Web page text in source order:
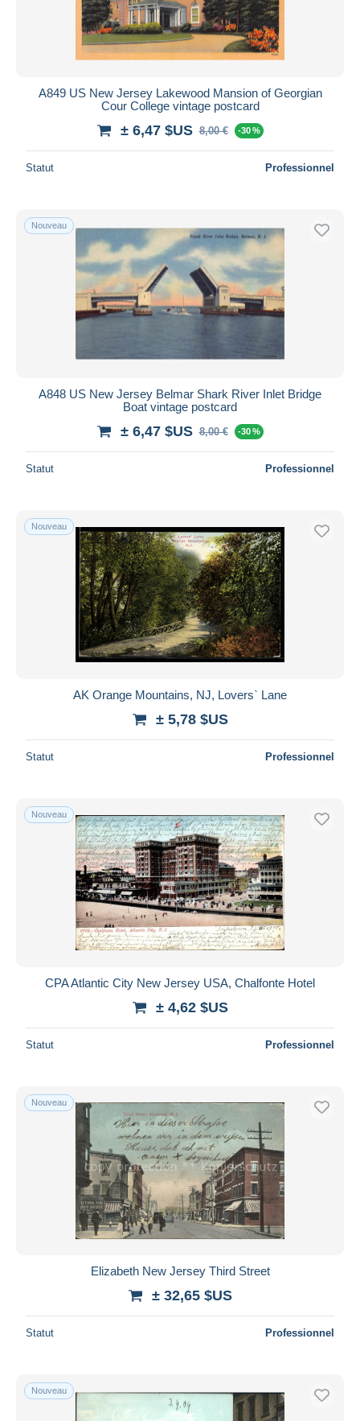
A849 US New Jersey Lakewood Mansion of Georgian
Cour College vintage postcard
± 6,47 $US 8,00 € -30 %
Statut Professionnel
Nouveau
A848 US New Jersey Belmar Shark River Inlet Bridge
Boat vintage postcard
± 6,47 $US 8,00 € -30 %
Statut Professionnel
Nouveau
AK Orange Mountains, NJ, Lovers` Lane
± 5,78 $US
Statut Professionnel
Nouveau
CPA Atlantic City New Jersey USA, Chalfonte Hotel
± 4,62 $US
Statut Professionnel
Nouveau
Elizabeth New Jersey Third Street
± 32,65 $US
Statut Professionnel
Nouveau